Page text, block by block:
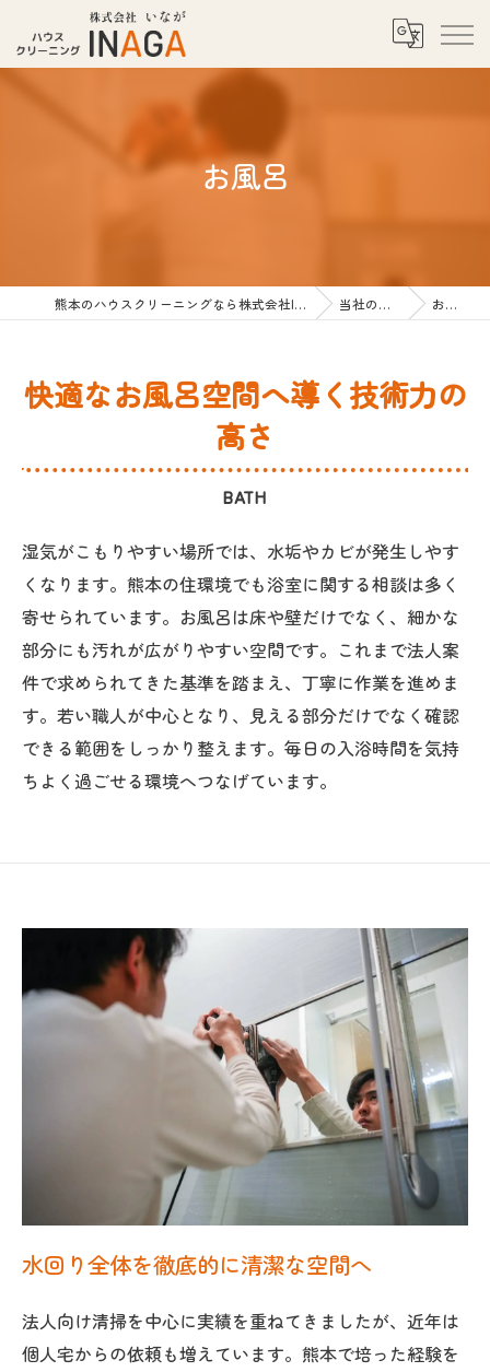
お風呂
熊本のハウスクリーニングなら株式会社INAGA 当社の特徴 お風呂
快適なお風呂空間へ導く技術力の
高さ
BATH
湿気がこもりやすい場所では、水垢やカビが発生しやす
くなります。熊本の住環境でも浴室に関する相談は多く
寄せられています。お風呂は床や壁だけでなく、細かな
部分にも汚れが広がりやすい空間です。これまで法人案
件で求められてきた基準を踏まえ、丁寧に作業を進めま
す。若い職人が中心となり、見える部分だけでなく確認
できる範囲をしっかり整えます。毎日の入浴時間を気持
ちよく過ごせる環境へつなげています。
水回り全体を徹底的に清潔な空間へ
法人向け清掃を中心に実績を重ねてきましたが、近年は
個人宅からの依頼も増えています。熊本で培った経験を